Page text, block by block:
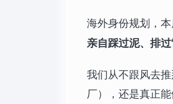
海外身份规划，
亲自踩过泥、排
我们从不跟风去
厂），还是真正